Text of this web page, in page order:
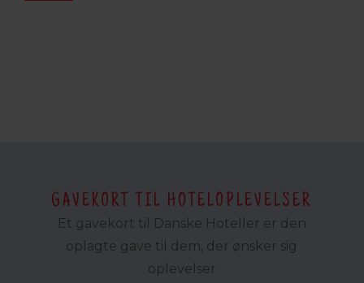
GAVEKORT TIL HOTELOPLEVELSER
Et gavekort til Danske Hoteller er den
oplagte gave til dem, der ønsker sig
oplevelser